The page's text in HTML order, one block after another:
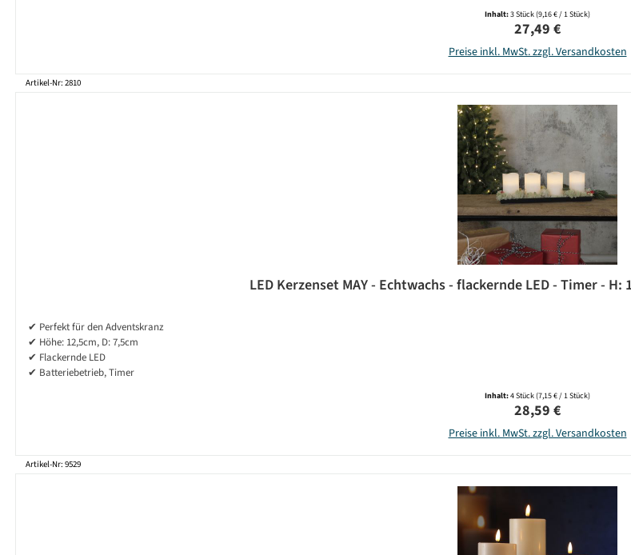
Inhalt:3 Stück(9,16 € / 1 Stück)
Regulärer Preis:
27,49 €
Preise inkl. MwSt. zzgl. Versandkosten
Artikel-Nr: 2810
LED Kerzenset MAY - Echtwachs - flackernde LED - Timer -
✔ Perfekt für den Adventskranz
✔ Höhe: 12,5cm, D: 7,5cm
✔ Flackernde LED
✔ Batteriebetrieb, Timer
Inhalt:4 Stück(7,15 € / 1 Stück)
Regulärer Preis:
28,59 €
Preise inkl. MwSt. zzgl. Versandkosten
Artikel-Nr: 9529